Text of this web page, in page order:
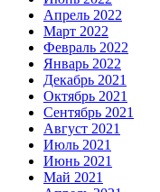
Апрель 2022
Март 2022
Февраль 2022
Январь 2022
Декабрь 2021
Октябрь 2021
Сентябрь 2021
Август 2021
Июль 2021
Июнь 2021
Май 2021